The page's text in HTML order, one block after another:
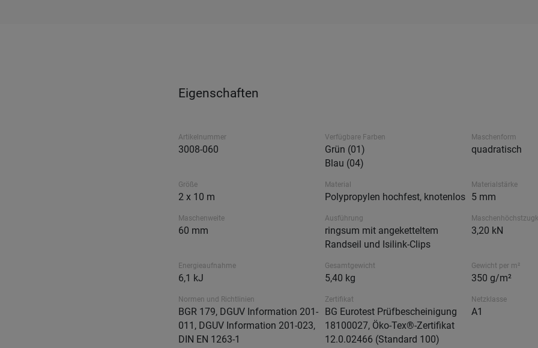
Eigenschaften
Artikelnummer
3008-060
Verfügbare Farben
Grün (01)
Blau (04)
Maschenform
quadratisch
Größe
2 x 10 m
Material
Polypropylen hochfest, knotenlos
Materialstärke
5 mm
Maschenweite
60 mm
Ausführung
ringsum mit angeketteltem
Randseil und Isilink-Clips
3,20 kN
Energieaufnahme
6,1 kJ
Gesamtgewicht
5,40 kg
Gewicht per m²
350 g/m²
Normen und Richtlinien
BGR 179, DGUV Information 201-
011, DGUV Information 201-023,
DIN EN 1263-1
Zertifikat
BG Eurotest Prüfbescheinigung
18100027, Öko-Tex®-Zertifikat
12.0.02466 (Standard 100)
Netzklasse
A1